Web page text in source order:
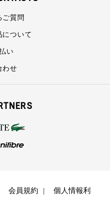
ご質問
について
い
わせ
会員規約
個人情報利